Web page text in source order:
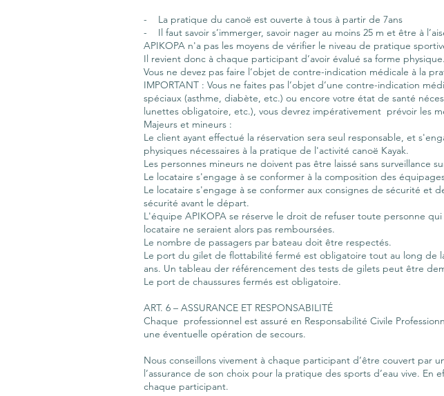
- La pratique du canoë est ouverte à tous à partir de 7ans
- Il faut savoir s’immerger, savoir nager au moins 25 m et être à
APIKOPA n'a pas les moyens de vérifier le niveau de pratique
Il revient donc à chaque participant d’avoir évalué sa forme physique.
Vous ne devez pas faire l’objet de contre-indication médicale à la
IMPORTANT : Vous ne faites pas l’objet d’une contre-indication
spéciaux (asthme, diabète, etc.) ou encore votre état de santé
lunettes obligatoire, etc.), vous devrez impérativement prévoir les
Majeurs et mineurs :
Le client ayant effectué la réservation sera seul responsable, et
physiques nécessaires à la pratique de l'activité canoë Kayak.
Les personnes mineurs ne doivent pas être laissé sans surveillance
Le locataire s'engage à se conformer à la composition des
Le locataire s'engage à se conformer aux consignes de sécurité et
sécurité avant le départ.
L'équipe APIKOPA se réserve le droit de refuser toute personne
locataire ne seraient alors pas remboursées.
Le nombre de passagers par bateau doit être respectés.
Le port du gilet de flottabilité fermé est obligatoire tout au long de
ans. Un tableau der référencement des tests de gilets peut être
Le port de chaussures fermés est obligatoire.
ART. 6 – ASSURANCE ET RESPONSABILITÉ
Chaque professionnel est assuré en Responsabilité Civile
une éventuelle opération de secours.
Nous conseillons vivement à chaque participant d’être couvert par
l’assurance de son choix pour la pratique des sports d’eau vive.
chaque participant.